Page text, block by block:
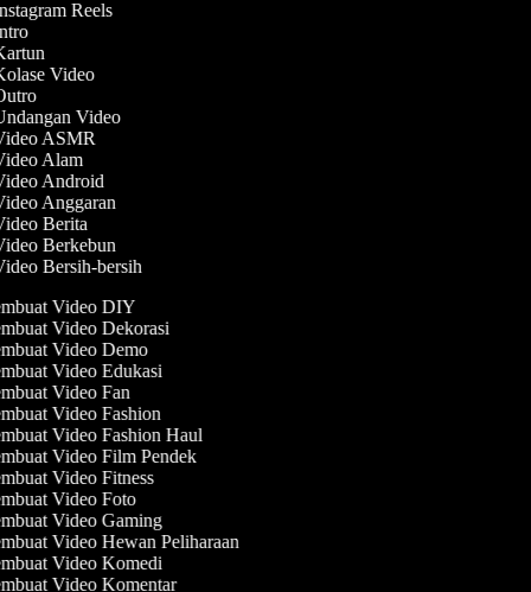
Reels
Video
Video
ASMR
Alam
Android
Anggaran
Berita
Berkebun
Bersih-bersih
Video DIY
Video Dekorasi
Video Demo
Video Edukasi
Video Fan
Video Fashion
Video Fashion Haul
Video Film Pendek
Video Fitness
Video Foto
Video Gaming
Video Hewan Peliharaan
Video Komedi
Video Komentar